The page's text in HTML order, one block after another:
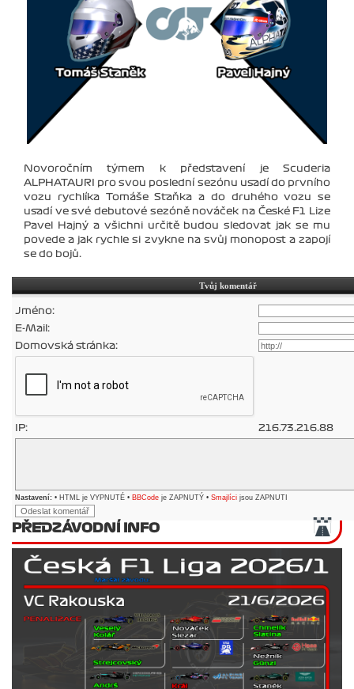
Novoročním týmem k představení je Scuderia
ALPHATAURI pro svou poslední sezónu usadí do prvního
vozu rychlíka Tomáše Staňka a do druhého vozu se
usadí ve své debutové sezóně nováček na České F1 Lize
Pavel Hajný a všichni určitě budou sledovat jak se mu
povede a jak rychle si zvykne na svůj monopost a zapojí
se do bojů.
Tvůj komentář
Jméno:
E-Mail:
Domovská stránka:
IP: 216.73.216.88
Nastavení: • HTML je VYPNUTÉ • BBCode je ZAPNUTÝ • Smajlíci jsou ZAPNUTI
PŘEDZÁVODNÍ INFO